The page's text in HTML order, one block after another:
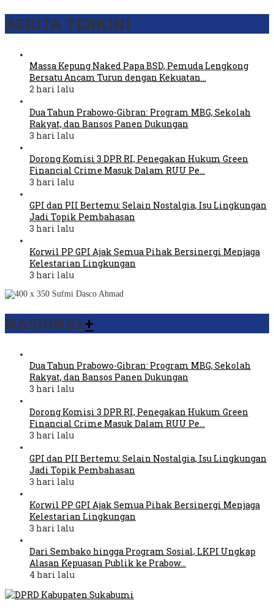
BERITA TERKINI
Massa Kepung Naked Papa BSD, Pemuda Lengkong
Bersatu Ancam Turun dengan Kekuatan…
2 hari lalu
Dua Tahun Prabowo-Gibran: Program MBG, Sekolah
Rakyat, dan Bansos Panen Dukungan
3 hari lalu
Dorong Komisi 3 DPR RI, Penegakan Hukum Green
Financial Crime Masuk Dalam RUU Pe…
3 hari lalu
GPI dan PII Bertemu: Selain Nostalgia, Isu Lingkungan
Jadi Topik Pembahasan
3 hari lalu
Korwil PP GPI Ajak Semua Pihak Bersinergi Menjaga
Kelestarian Lingkungan
3 hari lalu
NASIONAL+
Dua Tahun Prabowo-Gibran: Program MBG, Sekolah
Rakyat, dan Bansos Panen Dukungan
3 hari lalu
Dorong Komisi 3 DPR RI, Penegakan Hukum Green
Financial Crime Masuk Dalam RUU Pe…
3 hari lalu
GPI dan PII Bertemu: Selain Nostalgia, Isu Lingkungan
Jadi Topik Pembahasan
3 hari lalu
Korwil PP GPI Ajak Semua Pihak Bersinergi Menjaga
Kelestarian Lingkungan
3 hari lalu
Dari Sembako hingga Program Sosial, LKPI Ungkap
Alasan Kepuasan Publik ke Prabow…
4 hari lalu